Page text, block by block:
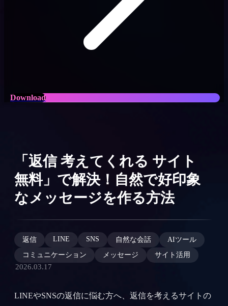
Download
「返信 考えてくれる サイト
無料」で解決！自然で好印象
なメッセージを作る方法
返信 LINE SNS 自然な会話
AIツール
コミュニケーション
メッセージ サイト活用
2026.03.17
LINEやSNSの返信に悩む方へ、返信を考えるサイトの